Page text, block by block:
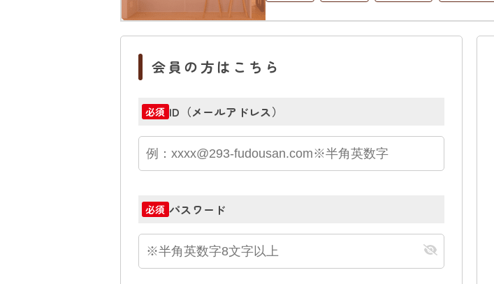
駐車場１台無料
上下水道完備
会員の方はこちら
必須 ID（メールアドレス）
必須 パスワード